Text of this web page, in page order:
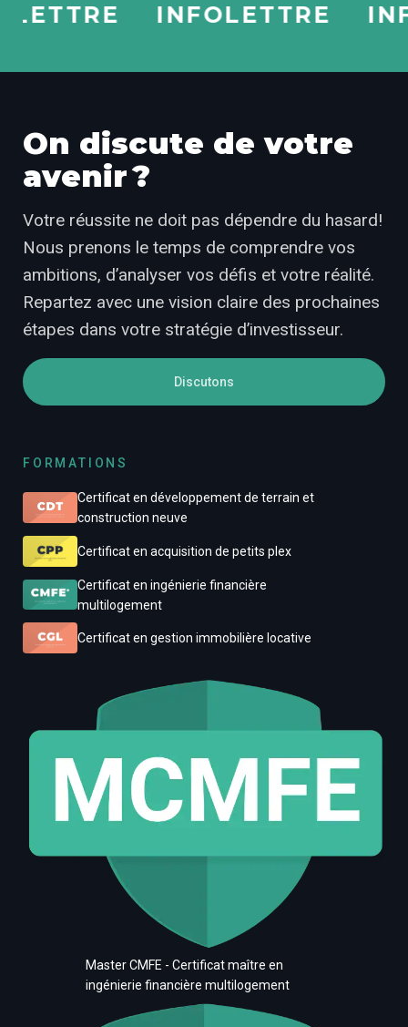
INFOLETTRE
On discute de votre
avenir ?
Votre réussite ne doit pas dépendre du hasard!
Nous prenons le temps de comprendre vos
ambitions, d’analyser vos défis et votre réalité.
Repartez avec une vision claire des prochaines
étapes dans votre stratégie d’investisseur.
Discutons
FORMATIONS
Certificat en développement de terrain et
construction neuve
Certificat en acquisition de petits plex
Certificat en ingénierie financière
multilogement
Certificat en gestion immobilière locative
Master CMFE - Certificat maître en
ingénierie financière multilogement